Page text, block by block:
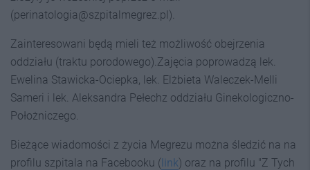
(perinatologia@szpitalmegrez.pl).
Zainteresowani będą mieli też możliwość obejrzenia
oddziału (traktu porodowego).Zajęcia poprowadzą lek.
Ewelina Stawicka-Ociepka, lek. Elżbieta Waleczek-Melli
Sameri i lek. Aleksandra Pełechz oddziału Ginekologiczno-
Położniczego.
Bieżące wiadomości z życia Megrezu można śledzić na na
profilu szpitala na Facebooku (link) oraz na profilu "Z Tych